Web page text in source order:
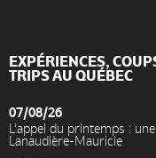
EXPÉRIENCES,
TRIPS AU QUÉBEC
07/08/26
L’appel du printemps :
Lanaudière-Mauricie